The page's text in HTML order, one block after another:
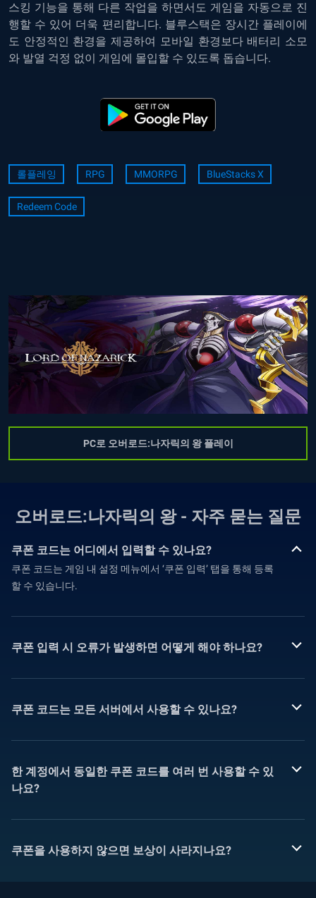
스킹 기능을 통해 다른 작업을 하면서도 게임을 자동으로 진
행할 수 있어 더욱 편리합니다. 블루스택은 장시간 플레이에
도 안정적인 환경을 제공하여 모바일 환경보다 배터리 소모
와 발열 걱정 없이 게임에 몰입할 수 있도록 돕습니다.
롤플레잉 RPG MMORPG BlueStacks X
Redeem Code
PC로 오버로드:나자릭의 왕 플레이
오버로드:나자릭의 왕 - 자주 묻는 질문
쿠폰 코드는 어디에서 입력할 수 있나요?
쿠폰 코드는 게임 내 설정 메뉴에서 ‘쿠폰 입력’ 탭을 통해 등록
할 수 있습니다.
쿠폰 입력 시 오류가 발생하면 어떻게 해야 하나요?
쿠폰 코드는 모든 서버에서 사용할 수 있나요?
한 계정에서 동일한 쿠폰 코드를 여러 번 사용할 수 있
나요?
쿠폰을 사용하지 않으면 보상이 사라지나요?